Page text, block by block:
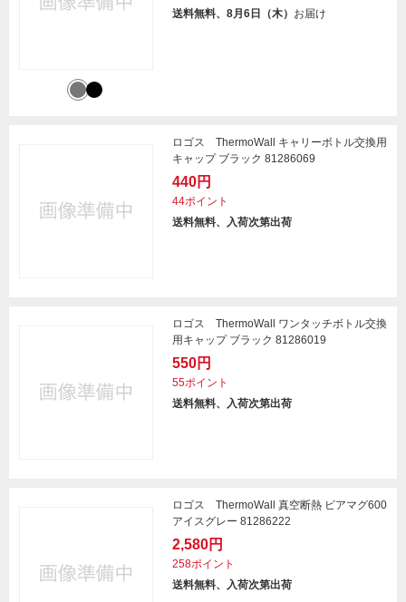
送料無料、8月6日（木） お届け
ロゴス ThermoWall キャリーボトル交換用
キャップ ブラック 81286069
440円
44ポイント
送料無料、入荷次第出荷
ロゴス ThermoWall ワンタッチボトル交換
用キャップ ブラック 81286019
550円
55ポイント
送料無料、入荷次第出荷
ロゴス ThermoWall 真空断熱 ビアマグ600
アイスグレー 81286222
2,580円
258ポイント
送料無料、入荷次第出荷